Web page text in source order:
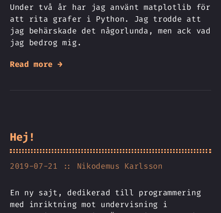
Under två år har jag använt matplotlib för
att rita grafer i Python. Jag trodde att
jag behärskade det någorlunda, men ack vad
jag bedrog mig.
Read more →
Hej!
2019-07-21 :: Nikodemus Karlsson
En ny sajt, dedikerad till programmering
med inriktning mot undervisning i